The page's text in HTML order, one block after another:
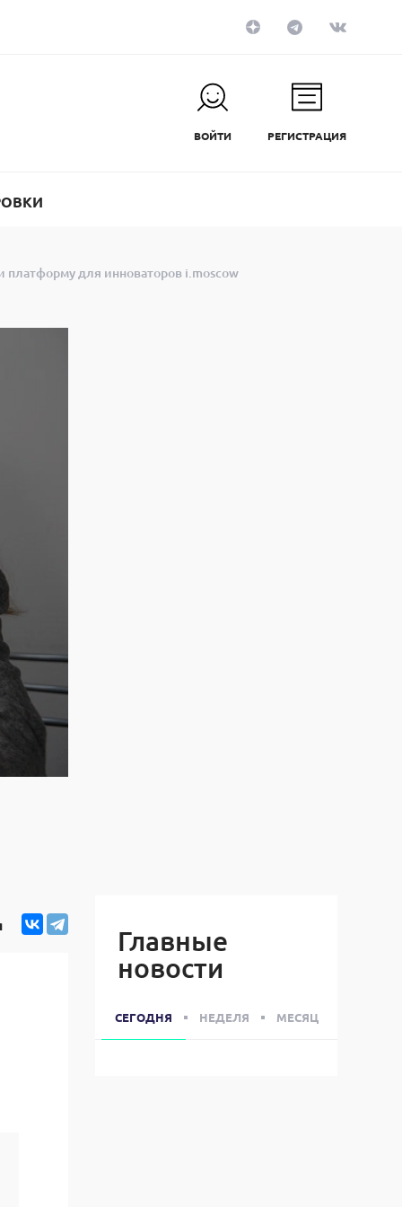
ВОЙТИ РЕГИСТРАЦИЯ
платформу для инноваторов i.moscow
Главные
новости
СЕГОДНЯ НЕДЕЛЯ МЕСЯЦ